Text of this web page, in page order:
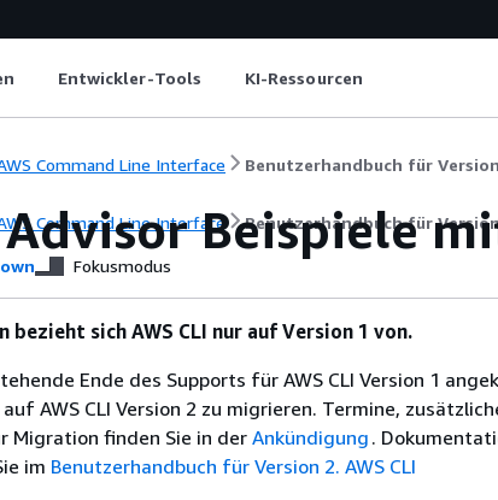
Entwickler-Tools KI-Ressourcen
Command Line Interface Benutzerhandbuch für
Command Line Interface Benutzerhandbuch für
Beispiele
Fokusmodus
bezieht sich AWS CLI nur auf Version 1 von.
Ende des Supports für AWS CLI Version 1
AWS CLI Version 2 zu migrieren. Termine,
Migration finden Sie in der Ankündigung .
im Benutzerhandbuch für Version 2. AWS CLI